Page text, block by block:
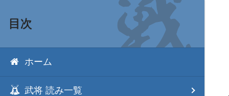
目次
ホーム
武将 読み一覧